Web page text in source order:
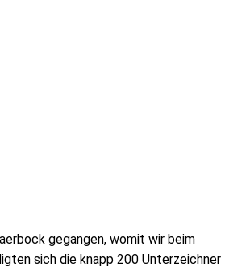
gegangen, womit wir beim
sich die knapp 200 Unterzeichner